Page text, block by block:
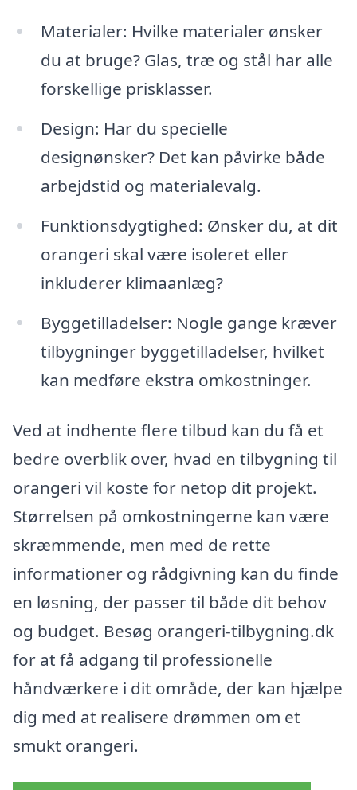
Materialer: Hvilke materialer ønsker
du at bruge? Glas, træ og stål har alle
forskellige prisklasser.
Design: Har du specielle
designønsker? Det kan påvirke både
arbejdstid og materialevalg.
Funktionsdygtighed: Ønsker du, at dit
orangeri skal være isoleret eller
inkluderer klimaanlæg?
Byggetilladelser: Nogle gange kræver
tilbygninger byggetilladelser, hvilket
kan medføre ekstra omkostninger.
Ved at indhente flere tilbud kan du få et
bedre overblik over, hvad en tilbygning til
orangeri vil koste for netop dit projekt.
Størrelsen på omkostningerne kan være
skræmmende, men med de rette
informationer og rådgivning kan du finde
en løsning, der passer til både dit behov
og budget. Besøg orangeri-tilbygning.dk
for at få adgang til professionelle
håndværkere i dit område, der kan hjælpe
dig med at realisere drømmen om et
smukt orangeri.